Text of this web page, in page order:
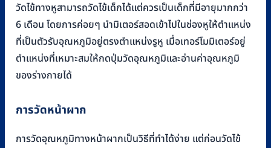
วัดไข้ทางหูสามารถวัดไข้เด็กได้แต่ควรเป็นเด็กที่มีอายุมากกว่า
6 เดือน โดยการค่อยๆ นำมิเตอร์สอดเข้าไปในช่องหูให้ตำแหน่ง
ที่เป็นตัวรับอุณหภูมิอยู่ตรงตำแหน่งรูหู เมื่อเทอร์โมมิเตอร์อยู่
ตำแหน่งที่เหมาะสมให้กดปุ่มวัดอุณหภูมิและอ่านค่าอุณหภูมิ
ของร่างกายได้
การวัดหน้าผาก
การวัดอุณหภูมิทางหน้าผากเป็นวิธีที่ทำได้ง่าย แต่ก่อนวัดไข้